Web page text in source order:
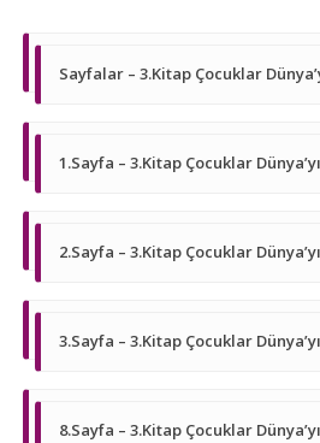
Sayfalar – 3.Kitap Çocuklar
1.Sayfa – 3.Kitap Çocuklar
2.Sayfa – 3.Kitap Çocuklar
3.Sayfa – 3.Kitap Çocuklar
8.Sayfa – 3.Kitap Çocuklar